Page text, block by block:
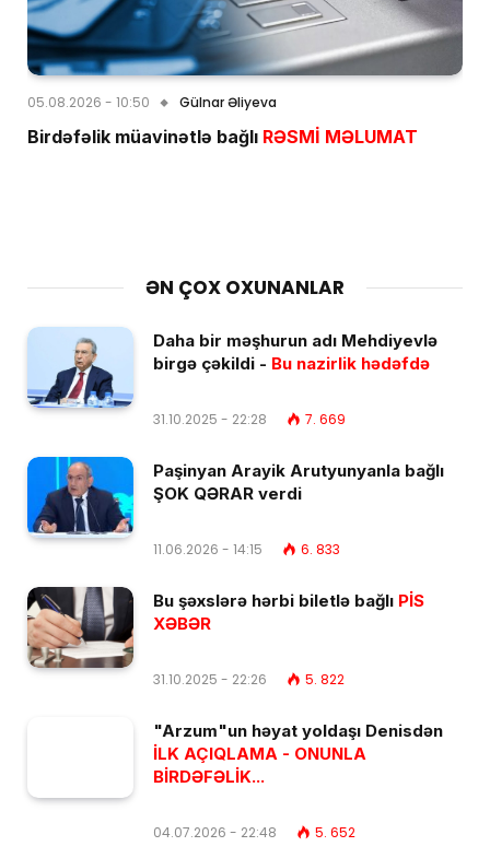
05.08.2026 - 10:50 Gülnar Əliyeva
Birdəfəlik müavinətlə bağlı RƏSMİ MƏLUMAT
ƏN ÇOX OXUNANLAR
Daha bir məşhurun adı Mehdiyevlə
birgə çəkildi - Bu nazirlik hədəfdə
31.10.2025 - 22:28 7. 669
Paşinyan Arayik Arutyunyanla bağlı
ŞOK QƏRAR verdi
11.06.2026 - 14:15 6. 833
Bu şəxslərə hərbi biletlə bağlı PİS
XƏBƏR
31.10.2025 - 22:26 5. 822
"Arzum"un həyat yoldaşı Denisdən
İLK AÇIQLAMA - ONUNLA
BİRDƏFƏLİK...
04.07.2026 - 22:48 5. 652